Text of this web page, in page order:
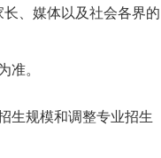
、媒体以及社会各界的
。
生规模和调整专业招生